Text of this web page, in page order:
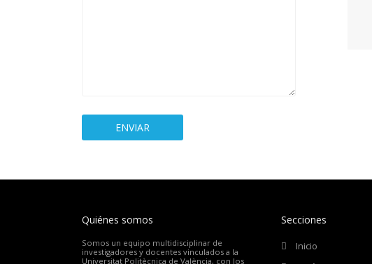
Quiénes somos
Somos un equipo multidisciplinar de
investigadores y docentes vinculados a la
Universitat Politècnica de València, con los
Secciones
Inicio